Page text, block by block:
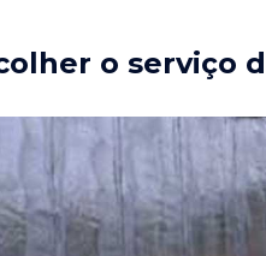
o serviço